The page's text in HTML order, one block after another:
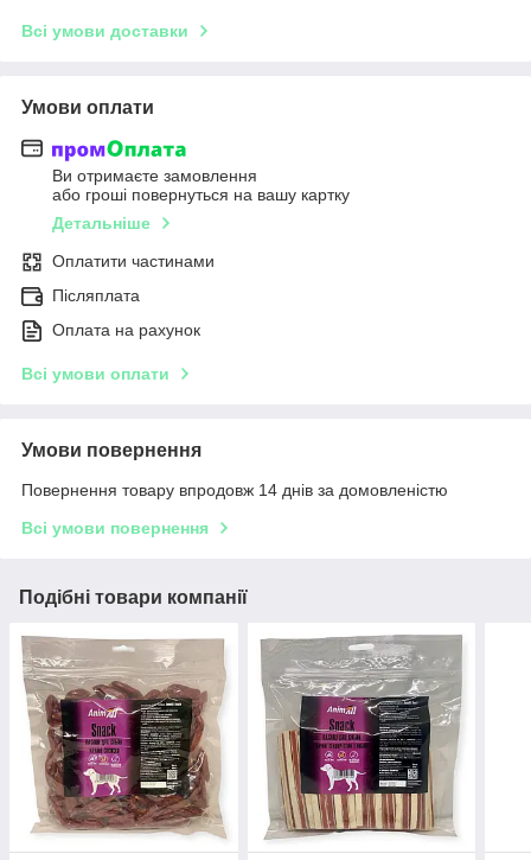
Всі умови доставки
Умови оплати
Ви отримаєте замовлення
або гроші повернуться на вашу картку
Детальніше
Оплатити частинами
Післяплата
Оплата на рахунок
Всі умови оплати
Умови повернення
Повернення товару впродовж 14 днів за домовленістю
Всі умови повернення
Подібні товари компанії